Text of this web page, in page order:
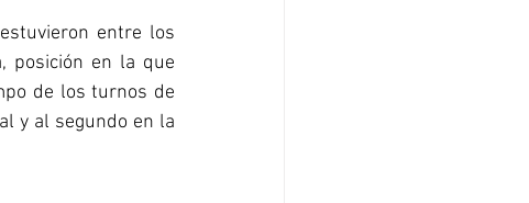
entre los
posición en la que
de los turnos de
y al segundo en la